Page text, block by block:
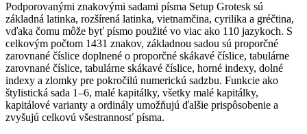
Podporovanými znakovými sadami písma Setup Grotesk sú
základná latinka, rozšírená latinka, vietnamčina, cyrilika a gréčtina,
vďaka čomu môže byť písmo použité vo viac ako 110 jazykoch. S
celkovým počtom 1431 znakov, základnou sadou sú proporčné
zarovnané číslice doplnené o proporčné skákavé číslice, tabulárne
zarovnané číslice, tabulárne skákavé číslice, horné indexy, dolné
indexy a zlomky pre pokročilú numerickú sadzbu. Funkcie ako
štylistická sada 1–6, malé kapitálky, všetky malé kapitálky,
kapitálové varianty a ordinály umožňujú ďalšie prispôsobenie a
zvyšujú celkovú všestrannosť písma.